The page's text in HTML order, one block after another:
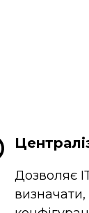
Дозволяє